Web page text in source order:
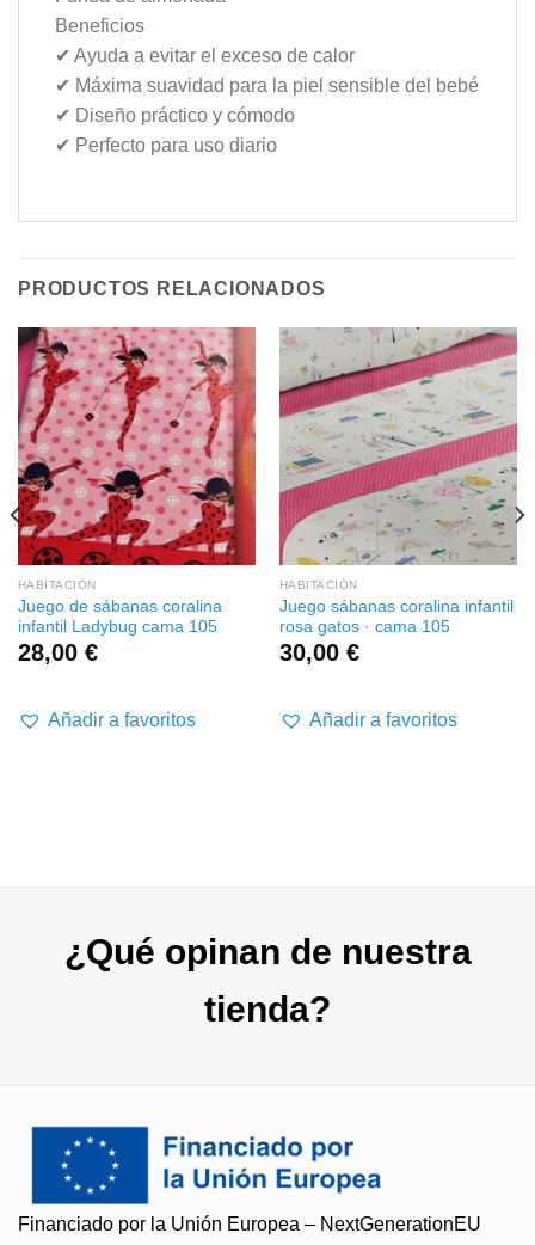
Beneficios
✔ Ayuda a evitar el exceso de calor
✔ Máxima suavidad para la piel sensible del bebé
✔ Diseño práctico y cómodo
✔ Perfecto para uso diario
PRODUCTOS RELACIONADOS
HABITACIÓN
Juego de sábanas coralina
infantil Ladybug cama 105
28,00 €
Añadir a favoritos
HABITACIÓN
Juego sábanas coralina infantil
rosa gatos · cama 105
30,00 €
Añadir a favoritos
¿Qué opinan de nuestra
tienda?
Financiado por la Unión Europea – NextGenerationEU